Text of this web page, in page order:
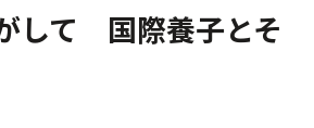
して 国際養子とそ